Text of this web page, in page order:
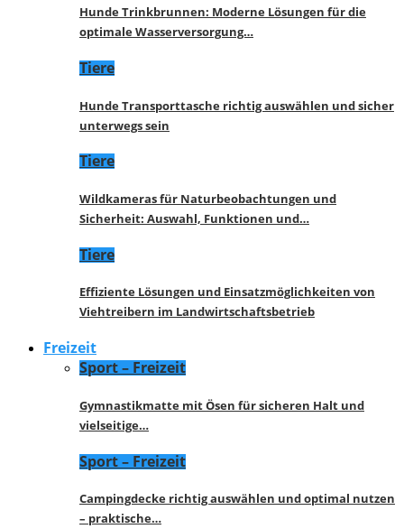
Hunde Trinkbrunnen: Moderne Lösungen für die
optimale Wasserversorgung…
Tiere
Hunde Transporttasche richtig auswählen und sicher
unterwegs sein
Tiere
Wildkameras für Naturbeobachtungen und
Sicherheit: Auswahl, Funktionen und…
Tiere
Effiziente Lösungen und Einsatzmöglichkeiten von
Viehtreibern im Landwirtschaftsbetrieb
Freizeit
Sport – Freizeit
Gymnastikmatte mit Ösen für sicheren Halt und
vielseitige…
Sport – Freizeit
Campingdecke richtig auswählen und optimal nutzen
– praktische…